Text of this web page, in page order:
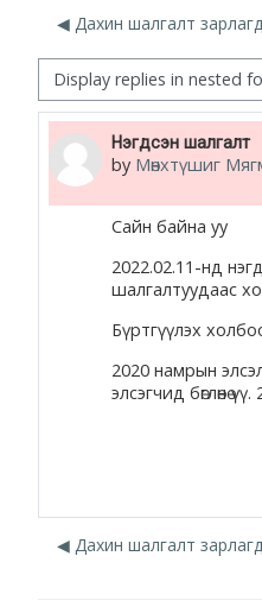
жишээ 2
Moodle
Moodle free
Moodle
Moodle Docs
◀︎ Дахин шалгалт
mode
Нэгдсэн шалгалт
by Мөнхтүшиг
Number of replies: 0
Сайн байна уу
2022.02.11-нд
шалгалтуудаас
Бүртгүүлэх
2020 намрын
элсэгчид бөглөнө
◀︎ Дахин шалгалт